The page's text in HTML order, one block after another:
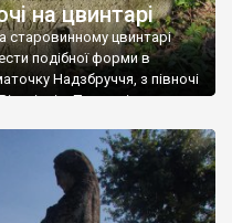
на цвинтарі
старовинному цвинтарі
подібної форми в
Надзбруччя, з півночі
Плюс-мінус
схожі, і за майстерним
[…]